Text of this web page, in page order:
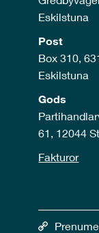
Eskilstuna
Post
Box 310,
Eskilstuna
Gods
61, 12044
Fakturor